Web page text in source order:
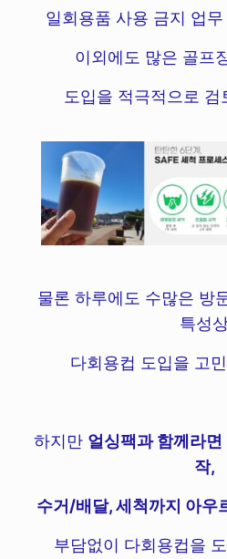
일회용품 사용 금지 업
이외에도 많은 골프
도입을 적극적으로 검
물론 하루에도 수많은 방
특성
다회용컵 도입을 고
하지만 얼싱팩과 함께라
작,
수거/배달, 세척까지 아우
부담없이 다회용컵을